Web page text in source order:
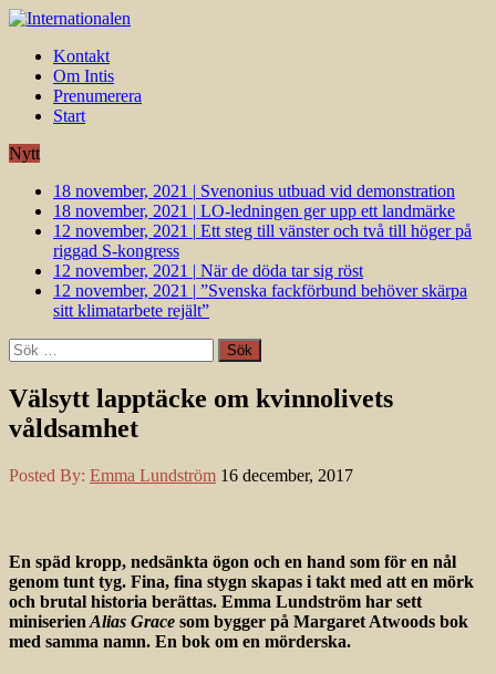
Kontakt
Om Intis
Prenumerera
Start
Nytt
18 november, 2021 | Svenonius utbuad vid demonstration
18 november, 2021 | LO-ledningen ger upp ett landmärke
12 november, 2021 | Ett steg till vänster och två till höger på
riggad S-kongress
12 november, 2021 | När de döda tar sig röst
12 november, 2021 | ”Svenska fackförbund behöver skärpa
sitt klimatarbete rejält”
Sök
efter:
Välsytt lapptäcke om kvinnolivets
våldsamhet
Posted By: Emma Lundström 16 december, 2017
En späd kropp, nedsänkta ögon och en hand som för en nål
genom tunt tyg. Fina, fina stygn skapas i takt med att en mörk
och brutal historia berättas. Emma Lundström har sett
miniserien Alias Grace som bygger på Margaret Atwoods bok
med samma namn. En bok om en mörderska.